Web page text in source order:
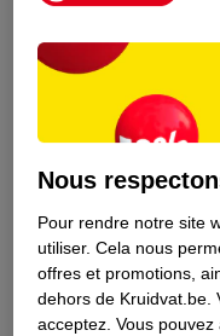
Découvrez dès
environnemental de
de marque Kruidvat
Nous
Pour rendre notre site
utiliser. Cela nous
offres et promotions,
dehors de Kruidvat.be.
acceptez. Vous